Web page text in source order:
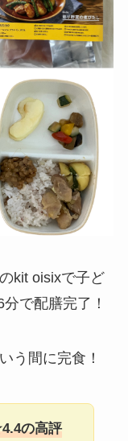
kit oisixで子ど
で配膳完了！
う間に完食！
の高評